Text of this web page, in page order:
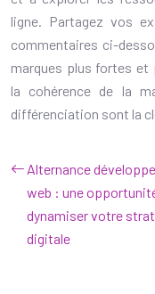
ligne. Partagez vos
commentaires ci-
marques plus fortes et
la cohérence de la
différenciation sont la
Alternance
web : une
dynamiser votre
digitale